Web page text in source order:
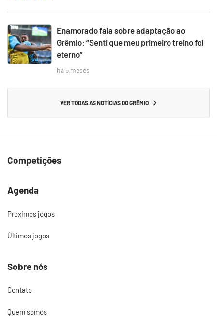
Enamorado fala sobre adaptação ao
Grêmio: “Senti que meu primeiro treino foi
eterno”
há 5 meses
VER TODAS AS NOTÍCIAS DO GRÊMIO
Competições
Agenda
Próximos jogos
Últimos jogos
Sobre nós
Contato
Quem somos